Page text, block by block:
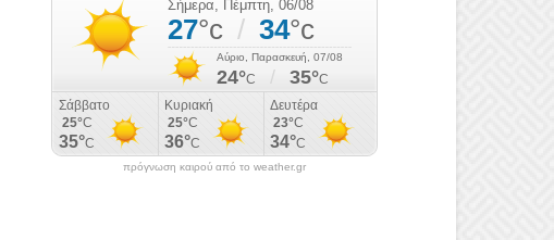
πρόγνωση καιρού από το weather.gr